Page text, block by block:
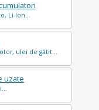
Li-Ion...
ulei de gătit...
uzate